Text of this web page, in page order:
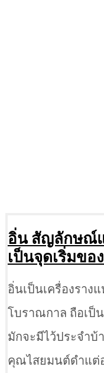
อิ่น สัญลักษณ์
เป็นจุดเริ่มขอ
อิ่นเป็นเครื่องราง
โบราณกาล ถือเป็
มักจะมีไว้ประจำบ้
คุณไสยมนต์ดำแต่